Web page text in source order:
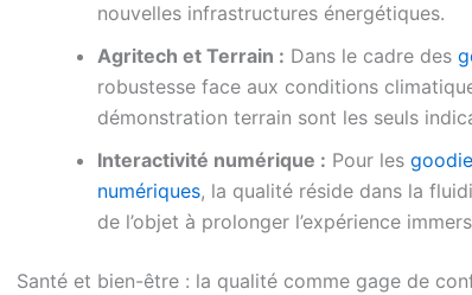
nouvelles infrastructures énergétiques.
Agritech et Terrain : Dans le cadre des
robustesse face aux conditions
démonstration terrain sont les seuls
Interactivité numérique : Pour les
numériques, la qualité réside dans la
de l’objet à prolonger l’expérience
Santé et bien-être : la qualité comme gage de